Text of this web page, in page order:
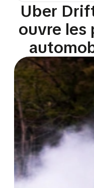
Uber
ouvre les